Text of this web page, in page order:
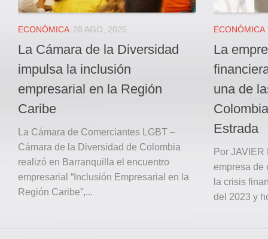
ECONÓMICA 28 AGO, 2025
La Cámara de la Diversidad
impulsa la inclusión
empresarial en la Región
Caribe
La Cámara de Comerciantes LGBT –
Cámara de la Diversidad de Colombia
realizó en Barranquilla el encuentro
empresarial “Inclusión Empresarial en la
Región Caribe”,...
ECONÓMICA
La
una de
Estrada
Por
empresa de
la crisis
del 2023 y